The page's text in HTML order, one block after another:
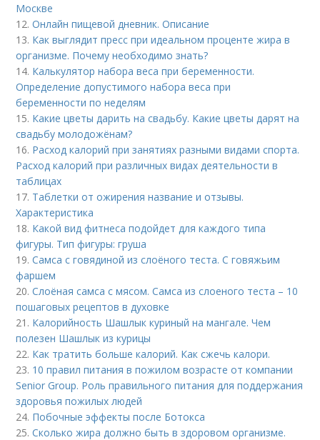
Москве
12.Онлайн пищевой дневник. Описание
13. Как выглядит пресс при идеальном проценте жира в
организме. Почему необходимо знать?
14. Калькулятор набора веса при беременности.
Определение допустимого набора веса при
беременности по неделям
15. Какие цветы дарить на свадьбу. Какие цветы дарят на
свадьбу молодожёнам?
16. Расход калорий при занятиях разными видами спорта.
Расход калорий при различных видах деятельности в
таблицах
17. Таблетки от ожирения название и отзывы.
Характеристика
18. Какой вид фитнеса подойдет для каждого типа
фигуры. Тип фигуры: груша
19.Самса с говядиной из слоёного теста. С говяжьим
фаршем
20.Слоёная самса с мясом. Самса из слоеного теста – 10
пошаговых рецептов в духовке
21. Калорийность Шашлык куриный на мангале. Чем
полезен Шашлык из курицы
22. Как тратить больше калорий. Как сжечь калори.
23. 10 правил питания в пожилом возрасте от компании
Senior Group. Роль правильного питания для поддержания
здоровья пожилых людей
24. Побочные эффекты после Ботокса
25.Сколько жира должно быть в здоровом организме.